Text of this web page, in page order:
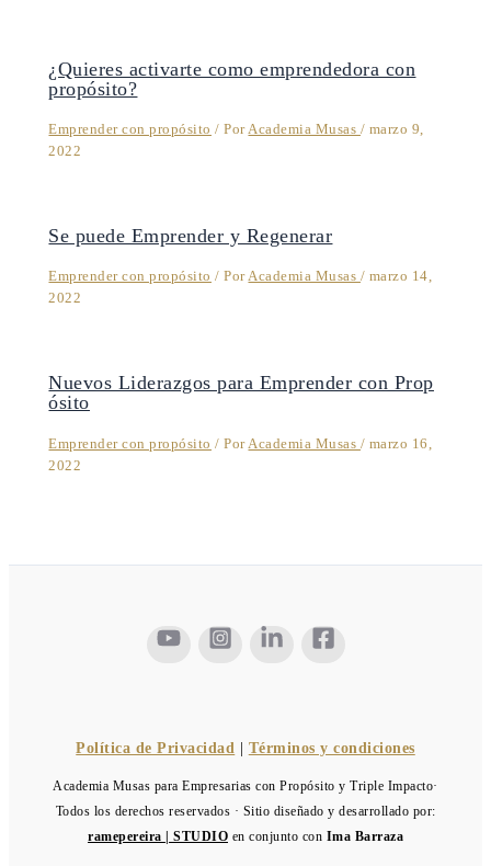
¿Quieres activarte como emprendedora con
propósito?
Emprender con propósito / PorAcademia Musas / marzo 9,
2022
Se puede Emprender y Regenerar
Emprender con propósito / PorAcademia Musas / marzo 14,
2022
Nuevos Liderazgos para Emprender con Prop
ósito
Emprender con propósito / Por Academia Musas / marzo 16,
2022
Política de Privacidad Términos y condiciones
Academia Musas para Empresarias con Propósito y Triple Impacto·
Todos los derechos reservados · Sitio diseñado y desarrollado por:
ramepereira | STUDIO en conjunto con Ima Barraza